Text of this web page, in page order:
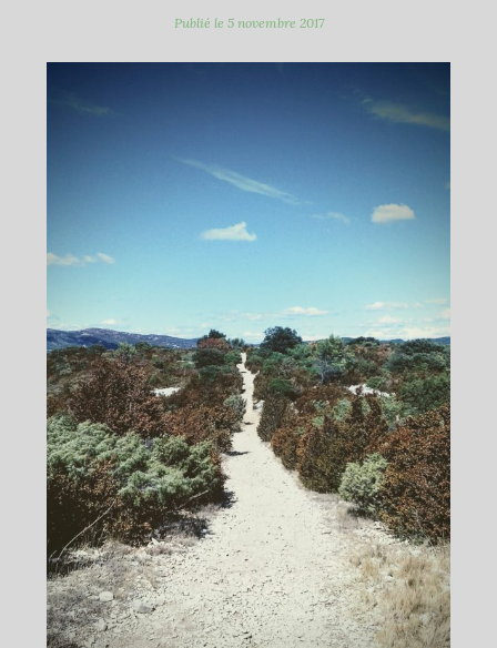
Publié le 5 novembre 2017